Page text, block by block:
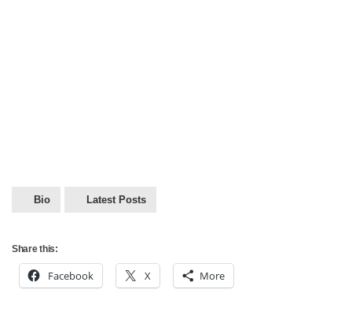
Bio Latest Posts
Share this:
Facebook X More